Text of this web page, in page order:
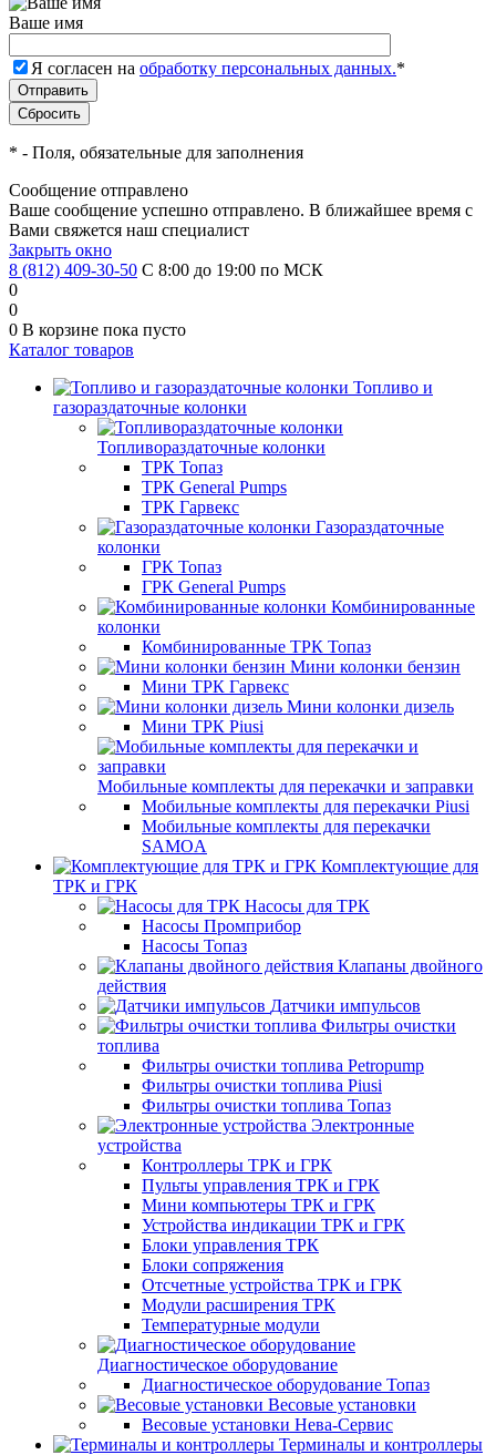
Ваше имя
Я согласен на обработку персональных данных.*
* - Поля, обязательные для заполнения
Сообщение отправлено
Ваше сообщение успешно отправлено. В ближайшее время с
Вами свяжется наш специалист
Закрыть окно
8 (812) 409-30-50 С 8:00 до 19:00 по МСК
0
0
0 В корзине пока пусто
Каталог товаров
Топливо и
газораздаточные колонки
Топливораздаточные колонки
ТРК Топаз
ТРК General Pumps
ТРК Гарвекс
Газораздаточные
колонки
ГРК Топаз
ГРК General Pumps
Комбинированные
колонки
Комбинированные ТРК Топаз
Мини колонки бензин
Мини ТРК Гарвекс
Мини колонки дизель
Мини ТРК Piusi
Мобильные комплекты для перекачки и заправки
Мобильные комплекты для перекачки Piusi
Мобильные комплекты для перекачки
SAMOA
Комплектующие для
ТРК и ГРК
Насосы для ТРК
Насосы Промприбор
Насосы Топаз
Клапаны двойного
действия
Датчики импульсов
Фильтры очистки
топлива
Фильтры очистки топлива Petropump
Фильтры очистки топлива Piusi
Фильтры очистки топлива Топаз
Электронные
устройства
Контроллеры ТРК и ГРК
Пульты управления ТРК и ГРК
Мини компьютеры ТРК и ГРК
Устройства индикации ТРК и ГРК
Блоки управления ТРК
Блоки сопряжения
Отсчетные устройства ТРК и ГРК
Модули расширения ТРК
Температурные модули
Диагностическое оборудование
Диагностическое оборудование Топаз
Весовые установки
Весовые установки Нева-Сервис
Терминалы и контроллеры